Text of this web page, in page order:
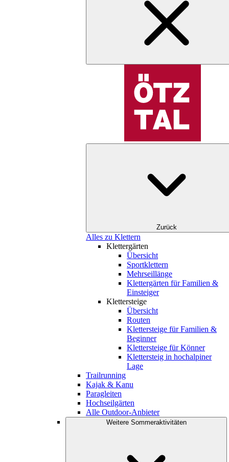
Zurück
Alles zu Klettern
Klettergärten
Übersicht
Sportklettern
Mehrseillänge
Klettergärten für Familien &
Einsteiger
Klettersteige
Übersicht
Routen
Klettersteige für Familien &
Beginner
Klettersteige für Könner
Klettersteig in hochalpiner
Lage
Trailrunning
Kajak & Kanu
Paragleiten
Hochseilgärten
Alle Outdoor-Anbieter
Weitere Sommeraktivitäten